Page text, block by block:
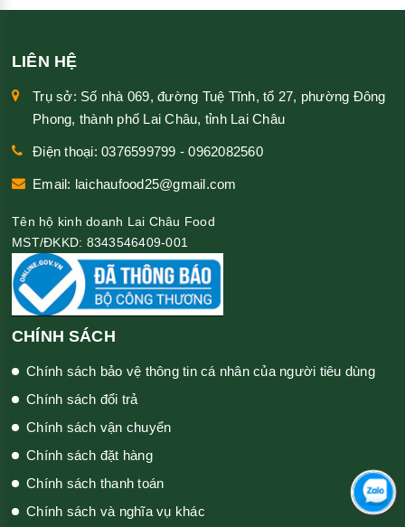
LIÊN HỆ
Trụ sở: Số nhà 069, đường Tuệ Tĩnh, tổ 27, phường Đông
Phong, thành phố Lai Châu, tỉnh Lai Châu
Điện thoại: 0376599799 - 0962082560
Email: laichaufood25@gmail.com
Tên hộ kinh doanh Lai Châu Food
MST/ĐKKD: 8343546409-001
CHÍNH SÁCH
Chính sách bảo vệ thông tin cá nhân của người tiêu dùng
Chính sách đổi trả
Chính sách vận chuyển
Chính sách đặt hàng
Chính sách thanh toán
Chính sách và nghĩa vụ khác